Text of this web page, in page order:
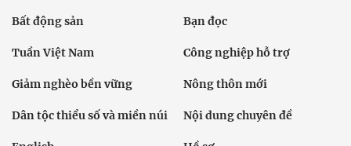
Bất động sản Bạn đọc
Tuần Việt Nam Công nghiệp hỗ trợ
Giảm nghèo bền vững Nông thôn mới
Dân tộc thiểu số và miền núi Nội dung chuyên đề